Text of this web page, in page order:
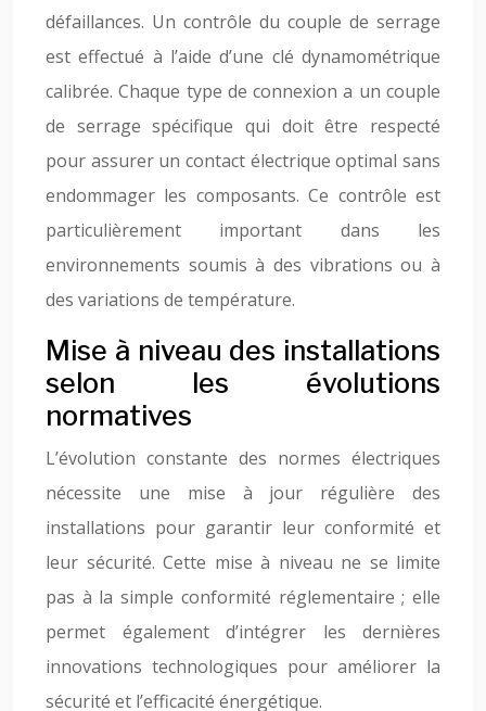
défaillances. Un contrôle du couple de serrage
est effectué à l’aide d’une clé dynamométrique
calibrée. Chaque type de connexion a un couple
de serrage spécifique qui doit être respecté
pour assurer un contact électrique optimal sans
endommager les composants. Ce contrôle est
particulièrement important dans les
environnements soumis à des vibrations ou à
des variations de température.
Mise à niveau des installations
selon les évolutions
normatives
L’évolution constante des normes électriques
nécessite une mise à jour régulière des
installations pour garantir leur conformité et
leur sécurité. Cette mise à niveau ne se limite
pas à la simple conformité réglementaire ; elle
permet également d’intégrer les dernières
innovations technologiques pour améliorer la
sécurité et l’efficacité énergétique.